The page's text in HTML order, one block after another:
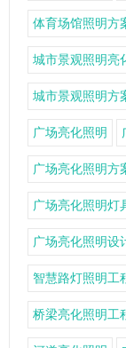
体育场馆照明方
城市景观照明亮
城市景观照明方
广场亮化照明
广场亮化照明方
广场亮化照明灯
广场亮化照明设
智慧路灯照明工
桥梁亮化照明工